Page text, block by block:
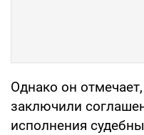
Однако он
заключили
исполнения